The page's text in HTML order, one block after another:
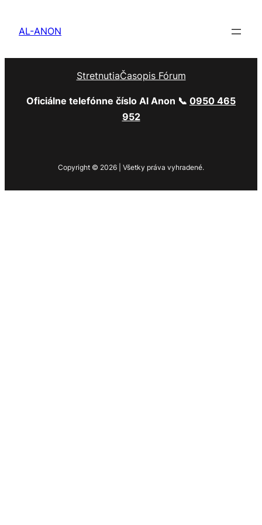
AL-ANON
StretnutiaČasopis Fórum
Oficiálne telefónne číslo Al Anon 📞 0950 465
952
Copyright © 2026 | Všetky práva vyhradené.